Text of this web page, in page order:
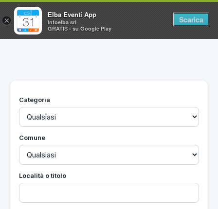
Home
Utilità
Categoria
Comune
Località o titolo
×
Elba Eventi App
Infoelba srl
GRATIS - su Google Play
Scarica